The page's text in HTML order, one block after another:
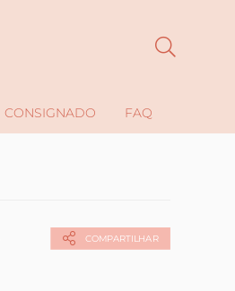
CONSIGNADO FAQ
COMPARTILHAR